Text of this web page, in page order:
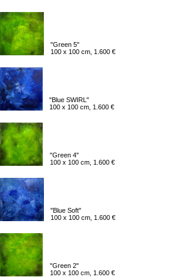
"Green 5"
100 x 100 cm, 1.600 €
"Blue SWIRL"
100 x 100 cm, 1.600 €
"Green 4"
100 x 100 cm, 1.600 €
"Blue Soft"
100 x 100 cm, 1.600 €
"Green 2"
100 x 100 cm, 1.600 €